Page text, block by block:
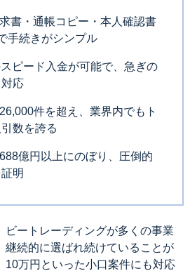
書・通帳コピー・本人確認書
手続きがシンプル
ピード入金が可能で、急ぎの
応
件を超え、業界内でもト
数を誇る
億円以上にのぼり、圧倒的
明
ビートレーディングが多くの事業
継続的に選ばれ続けていることが
10万円といった小口案件にも対応